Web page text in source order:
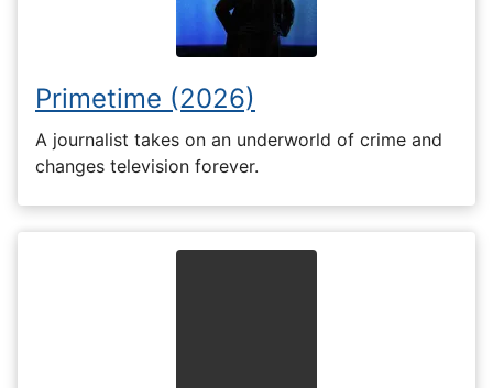
Primetime (2026)
A journalist takes on an underworld of crime and
changes television forever.